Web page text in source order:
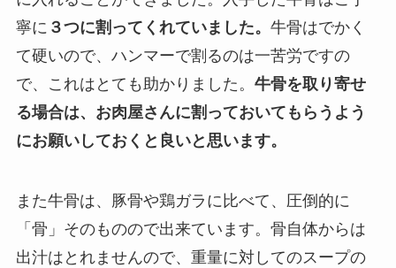
寧に ３つに割ってくれていました。 牛骨はでかく
て硬いので、ハンマーで割るのは一苦労ですの
で、これはとても助かりました。 牛骨を取り寄せ
る場合は、お肉屋さんに割っておいてもらうよう
にお願いしておくと良いと思います。
また牛骨は、豚骨や鶏ガラに比べて、圧倒的に
「骨」そのものので出来ています。骨自体からは
出汁はとれませんので、重量に対してのスープの